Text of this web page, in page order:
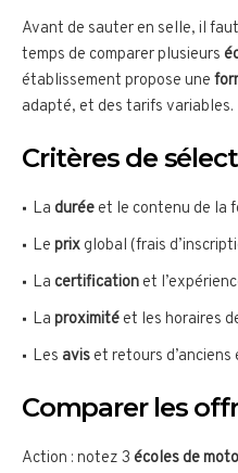
Avant de sauter en selle, il
temps de comparer plusieurs
établissement propose une
adapté, et des tarifs variables.
Critères de
La durée et le contenu de la
Le prix global (frais
La certification et
La proximité et les horaires
Les avis et retours d’anciens
Comparer les
Action : notez 3 écoles de moto